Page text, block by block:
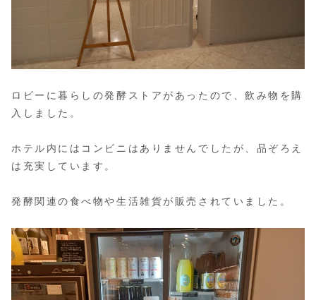
ロビーに暮らしの発酵ストアがあったので、飲み物を購
入しました。
ホテル内にはコンビニはありませんでしたが、品ぞろえ
は充実しています。
発酵関連の食べ物や生活雑貨が販売されていました。